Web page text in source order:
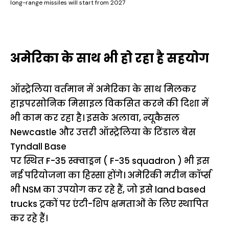
long-range missiles will start from 2027
अमेरिका के साथ भी हो रहा है सहयोग
ऑस्ट्रेलिया वर्तमान में अमेरिका के साथ मिलकर
हाइपरसोनिक मिसाइल विकसित करने की दिशा में
भी काम कर रहा है। इसके अलावा, न्यूकैसल
Newcastle और उत्तरी ऑस्ट्रेलिया के टिंडाल बेस
Tyndall Base
पर स्थित F-35 स्क्वाड्रन ( F-35 squadron ) भी इस
नई परियोजना का हिस्सा होंगे। अमेरिकी मरीन कॉर्प्स
भी NSM का उपयोग कर रहे हैं, जो इसे land based
trucks ट्रकों पर एंटी-शिप क्षमताओं के लिए स्थापित
कर रहे हैं।